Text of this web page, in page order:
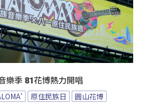
樂季 81花博熱力開唱
原住民族日 圓山花博